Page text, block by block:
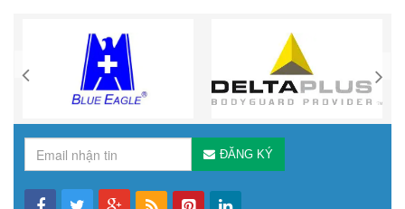
ĐĂNG KÝ